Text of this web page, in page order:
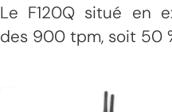
Le F120Q situé en
des 900 tpm, soit 50